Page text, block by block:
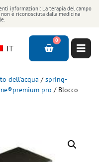
informazioni: La terapia del campo
è riconosciuta dalla medicina
IT
0
dell'acqua /spring-
pro / Blocco